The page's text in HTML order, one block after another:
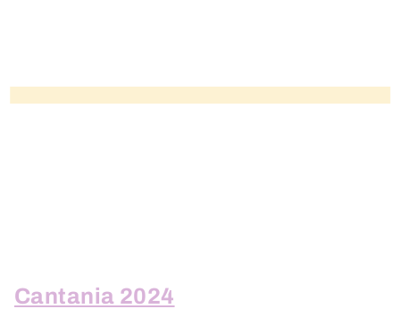
Cantania 2024